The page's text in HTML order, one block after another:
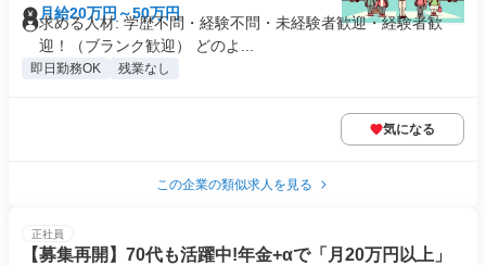
月給20万円～50万円
求める人材: 学歴不問・経験不問・未経験者歓迎・経験者歓
迎！（ブランク歓迎） どのよ...
即日勤務OK 残業なし
気になる
この企業の類似求人を見る
正社員
【募集再開】70代も活躍中!年金+αで「月20万円以上」